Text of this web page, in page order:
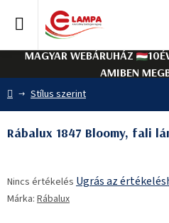
tartalomhoz
MAGYAR WEBÁRUHÁZ
AMIBEN
Kezdőlap
Stílus szerint
Rábalux 1847 Bloomy, fali
termék
átlagos
Nincs értékelés Ugrás az
Márka: Rábalux